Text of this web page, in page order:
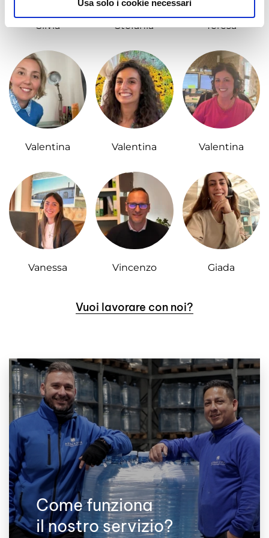
Usa solo i cookie necessari
Silvia Stefania Teresa
Valentina Valentina Valentina
Vanessa Vincenzo Giada
Vuoi lavorare con noi?
Come funziona
il nostro servizio?